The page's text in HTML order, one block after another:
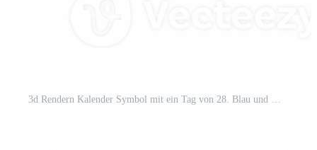
3d Rendern Kalender Symbol mit ein Tag von 28. Blau und Weiß Farbe. Pro PNG